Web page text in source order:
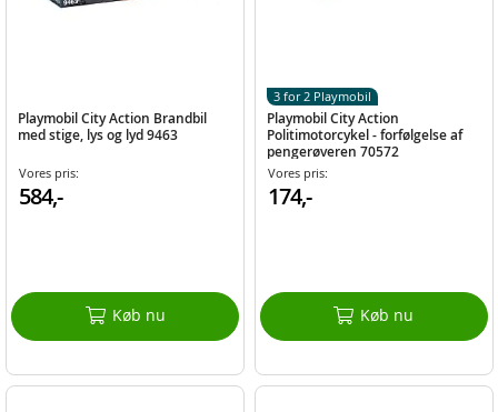
Playmobil City Action Brandbil
med stige, lys og lyd 9463
Vores pris:
584,-
Køb nu
Playmobil City Action
Politimotorcykel - forfølgelse af
pengerøveren 70572
Vores pris:
174,-
Køb nu
3 for 2 Playmobil